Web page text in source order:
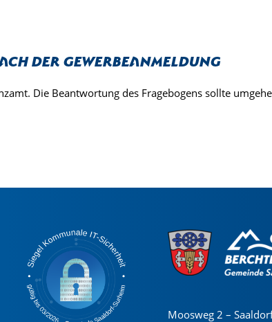
der Gewerbeanmeldung
Die Beantwortung des Fragebogens sollte
Moosweg 2 –